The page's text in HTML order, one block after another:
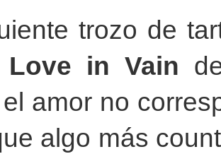
trozo de
Love in Vain
amor no
algo más